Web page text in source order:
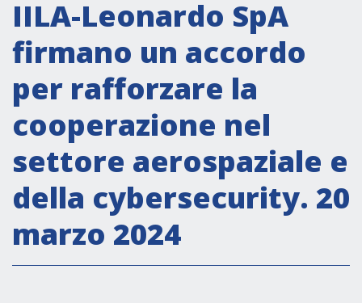
Segreteria Culturale
Segreteria Socio-economica
Segreteria Tecnico scientifica
Forum PMI
Conferenze Italia-America Latina e Caraibi
Rete per la promozione dell’uguaglianza di
genere
Borse di Studio
Partnership
IILA-Leonardo SpA
firmano un accordo
per rafforzare la
cooperazione nel
settore aerospaziale e
della cybersecurity. 20
marzo 2024